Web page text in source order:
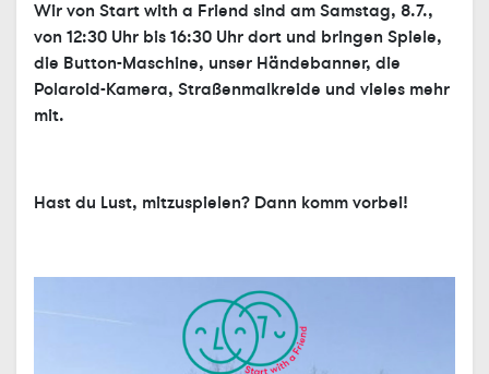
Wir von Start with a Friend sind am Samstag, 8.7.,
von 12:30 Uhr bis 16:30 Uhr dort und bringen Spiele,
die Button-Maschine, unser Händebanner, die
Polaroid-Kamera, Straßenmalkreide und vieles mehr
mit.
Hast du Lust, mitzuspielen? Dann komm vorbei!